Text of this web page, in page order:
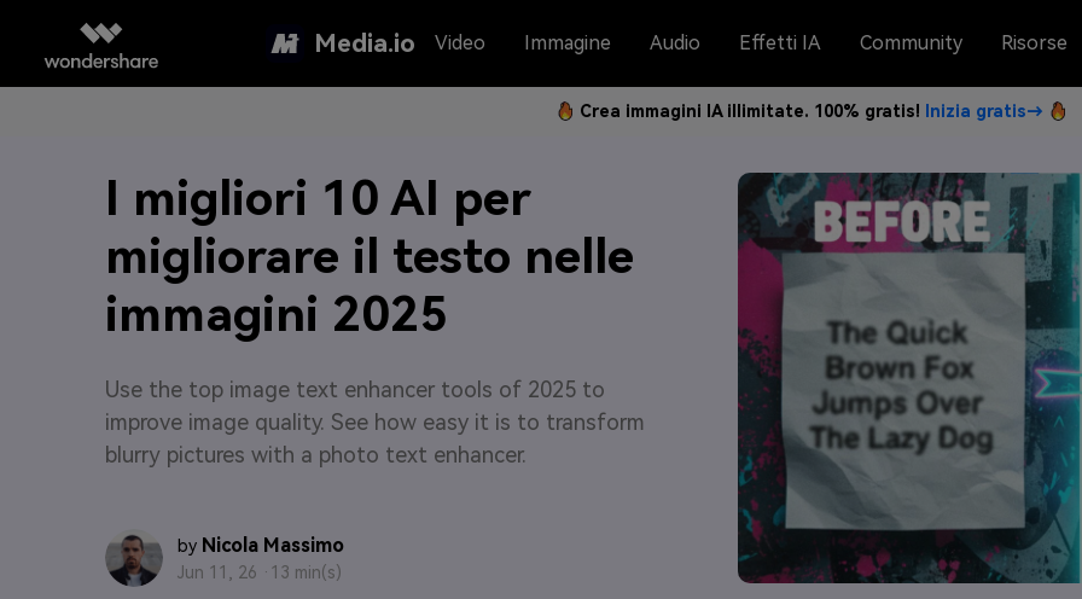
Media.io Video Immagine Audio Effetti IA Community Risorse
Crea immagini IA illimitate. 100% gratis! Inizia gratis→
I migliori 10 AI per
migliorare il testo nelle
immagini 2025
Use the top image text enhancer tools of 2025 to
improve image quality. See how easy it is to transform
blurry pictures with a photo text enhancer.
by Nicola Massimo
Jun 11, 26 · 13 min(s)